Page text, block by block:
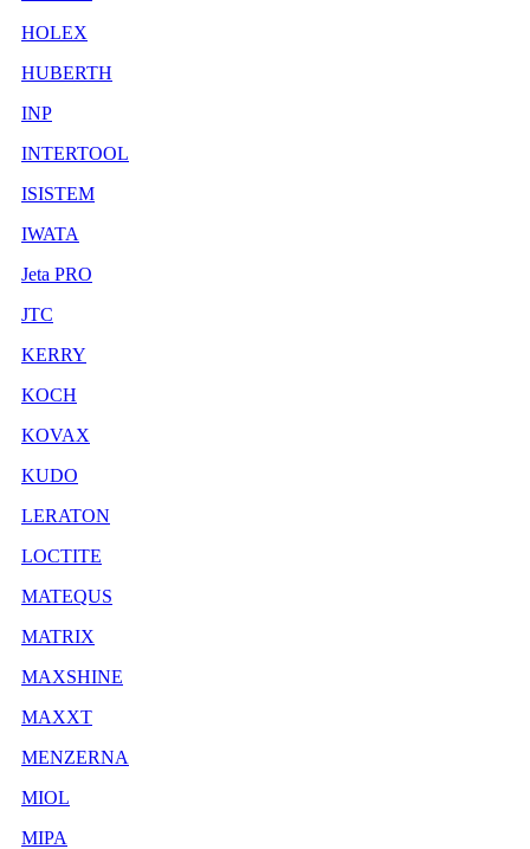
HOLEX
HUBERTH
INP
INTERTOOL
ISISTEM
IWATA
Jeta PRO
JTC
KERRY
KOCH
KOVAX
KUDO
LERATON
LOCTITE
MATEQUS
MATRIX
MAXSHINE
MAXXT
MENZERNA
MIOL
MIPA